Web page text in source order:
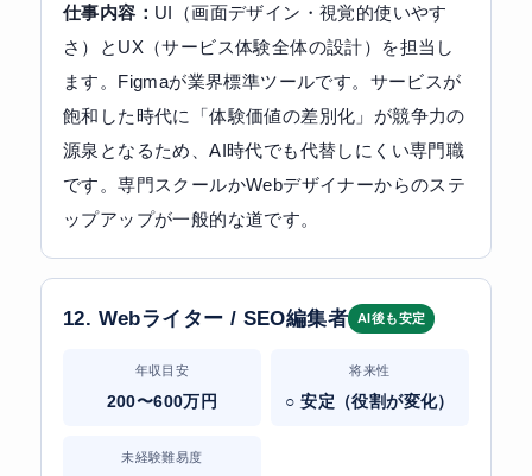
仕事内容： UI（画面デザイン・視覚的使いやす
さ）とUX（サービス体験全体の設計）を担当し
ます。Figmaが業界標準ツールです。サービスが
飽和した時代に「体験価値の差別化」が競争力の
源泉となるため、AI時代でも代替しにくい専門職
です。専門スクールかWebデザイナーからのステ
ップアップが一般的な道です。
12. Webライター / SEO編集者 AI後も安定
年収目安
200〜600万円
将来性
○ 安定（役割が変化）
未経験難易度